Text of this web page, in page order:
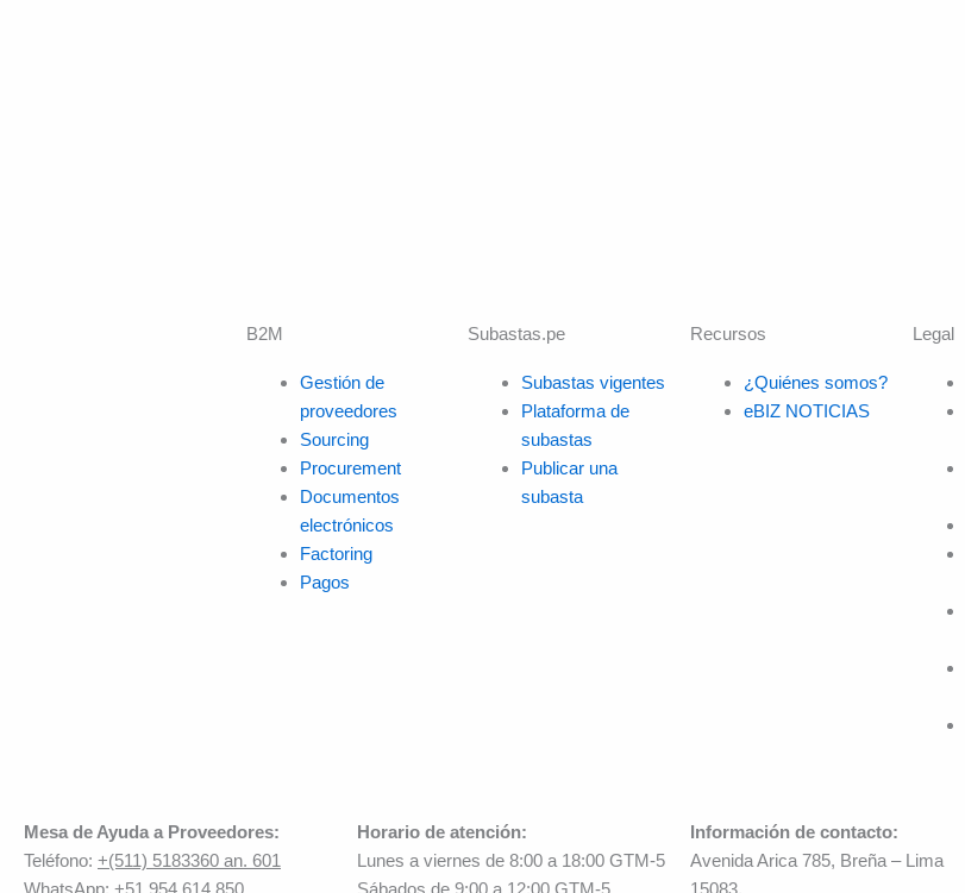
B2M
Gestión de
proveedores
Sourcing
Procurement
Documentos
electrónicos
Factoring
Pagos
Subastas.pe
Subastas vigentes
Plataforma de
subastas
Publicar una
subasta
Recursos
¿Quiénes somos?
eBIZ NOTICIAS
Legal
Mesa de Ayuda a Proveedores:
Teléfono: +(511) 5183360 an. 601
WhatsApp: +51 954 614 850
Horario de atención:
Lunes a viernes de 8:00 a 18:00 GTM-5
Sábados de 9:00 a 12:00 GTM-5
Información de contacto:
Avenida Arica 785, Breña – Lima
15083,